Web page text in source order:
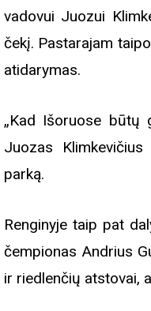
vadovui Juozui
čekį. Pastarajam
atidarymas.
„Kad Išoruose būtų
Juozas
parką.
Renginyje taip pat
čempionas Andrius
ir riedlenčių atstovai,